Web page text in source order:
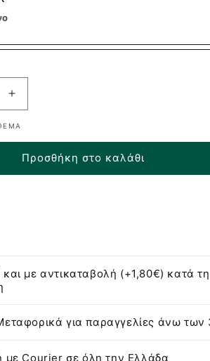
Αύξηση
ποσότητας
για
Ecolife
Kids
Παγουράκι
Προσθήκη στο καλάθι
με αντικαταβολή (+1,80€) κατά
για παραγγελίες άνω των
με Courier σε όλη την Ελλάδα